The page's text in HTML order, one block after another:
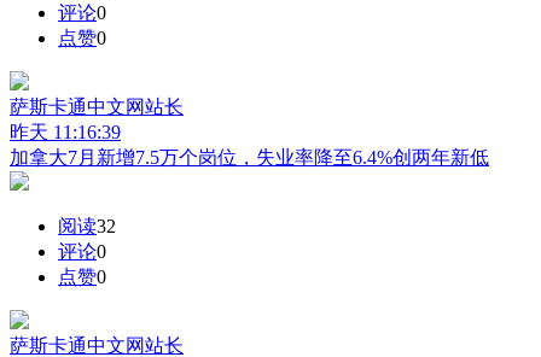
评论0
点赞0
萨斯卡通中文网站长
昨天 11:16:39
加拿大7月新增7.5万个岗位，失业率降至6.4%创两年新低
阅读32
评论0
点赞0
萨斯卡通中文网站长